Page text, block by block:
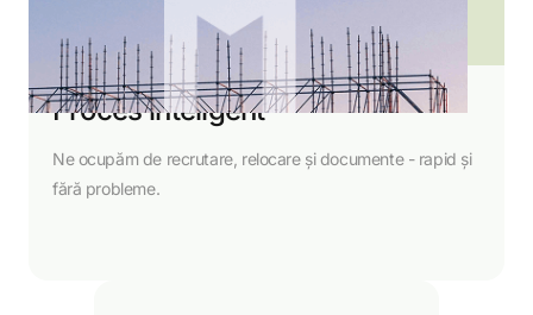
Proces inteligent
Ne ocupăm de recrutare, relocare și documente - rapid și
fără probleme.